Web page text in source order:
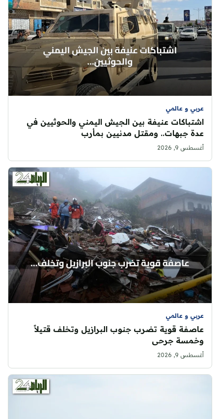
عربي و عالمي
اشتباكات عنيفة بين الجيش اليمني والحوثيين في
عدة جبهات.. ومقتل مدنيين بمأرب
أغسطس 9, 2026
عربي و عالمي
عاصفة قوية تضرب جنوب البرازيل وتخلف قتيلاً
وخمسة جرحى
أغسطس 9, 2026